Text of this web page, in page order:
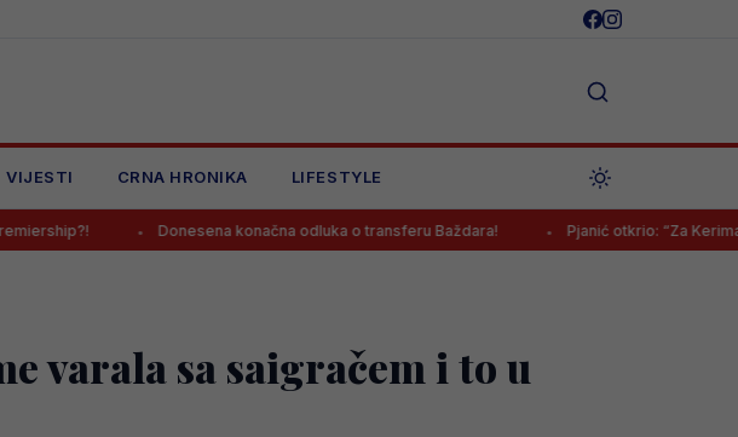
VIJESTI CRNA HRONIKA LIFESTYLE
Donesena konačna odluka o transferu Baždara! Pjanić otkrio: “Za Kerima je bilo i
varala sa saigračem i to u